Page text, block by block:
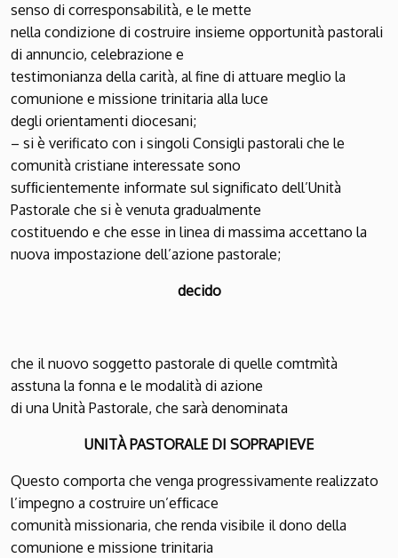
senso di corresponsabilità, e le mette
nella condizione di costruire insieme opportunità pastorali
di annuncio, celebrazione e
testimonianza della carità, al fine di attuare meglio la
comunione e missione trinitaria alla luce
degli orientamenti diocesani;
– si è verificato con i singoli Consigli pastorali che le
comunità cristiane interessate sono
sufﬁcientemente informate sul signiﬁcato dell’Unità
Pastorale che si è venuta gradualmente
costituendo e che esse in linea di massima accettano la
nuova impostazione dell’azione pastorale;
decido
che il nuovo soggetto pastorale di quelle comtmìtà
asstuna la fonna e le modalità di azione
di una Unità Pastorale, che sarà denominata
UNITÀ PASTORALE DI SOPRAPIEVE
Questo comporta che venga progressivamente realizzato
l’impegno a costruire un’efﬁcace
comunità missionaria, che renda visibile il dono della
comunione e missione trinitaria